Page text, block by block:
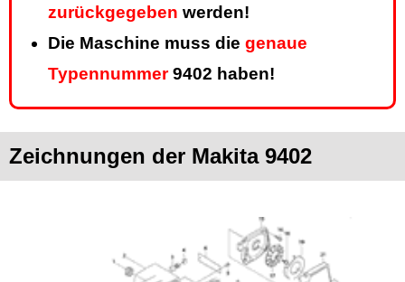
zurückgegeben werden!
Die Maschine muss die genaue
Typennummer9402 haben!
Zeichnungen der Makita 9402